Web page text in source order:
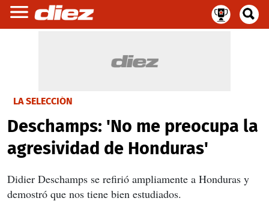
LA SELECCIÓN
Deschamps: 'No me preocupa la
agresividad de Honduras'
Didier Deschamps se refirió ampliamente a Honduras y
demostró que nos tiene bien estudiados.